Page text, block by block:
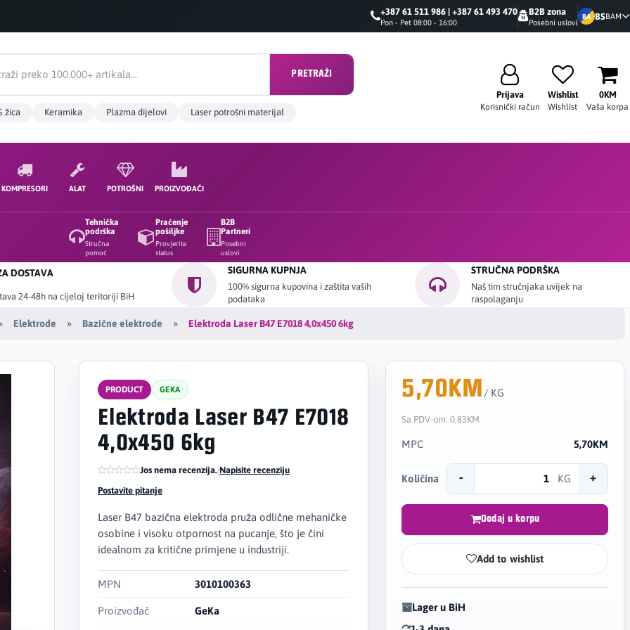
+387 61 511 986 | +387 61 493 470
Pon - Pet 08:00 - 16:00
B2B zona
Posebni uslovi
BA BSBAM
PRETRAŽI
žica Keramika Plazma dijelovi Laser potrošni materijal
Prijava
Korisnički račun
Wishlist
Wishlist
0KM
Vaša korpa
KOMPRESORI ALAT POTROŠNI PROIZVOĐAČI
Tehnička
podrška
Stručna
pomoć
Praćenje
pošiljke
Provjerite
status
B2B
Partneri
Posebni
uslovi
DOSTAVA
24-48h na cijeloj teritoriji BiH
SIGURNA KUPNJA
100% sigurna kupovina i zaštita vaših
podataka
STRUČNA PODRŠKA
Naš tim stručnjaka uvijek na
raspolaganju
Elektrode Bazične elektrode Elektroda Laser B47 E7018 4,0x450 6kg
PRODUCT GEKA
Elektroda Laser B47 E7018
4,0x450 6kg
Jos nema recenzija.|Napisite recenziju
Postavite pitanje
Laser B47 bazična elektroda pruža odlične mehaničke
osobine i visoku otpornost na pucanje, što je čini
idealnom za kritične primjene u industriji.
MPN 3010100363
Proizvođač GeKa
5,70KM / KG
Sa PDV-om:0,83KM
MPC 5,70KM
Količina - KG +
Dodaj u korpu
Add to wishlist
Lager u BiH